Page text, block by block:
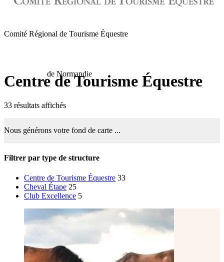
Comité Régional de Tourisme Équestre
de Normandie
Centre de Tourisme Équestre
33 résultats affichés
Nous générons votre fond de carte ...
Filtrer par type de structure
Centre de Tourisme Équestre 33
Cheval Étape 25
Club Excellence 5